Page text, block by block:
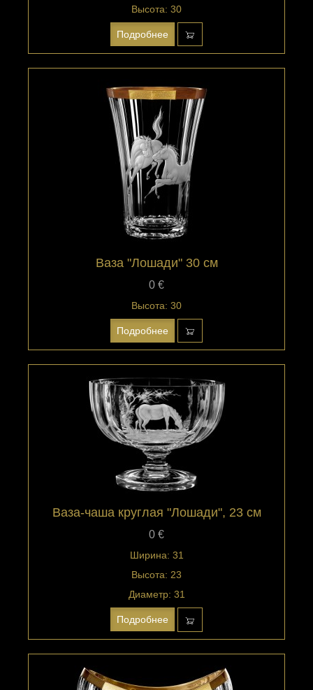
Высота: 30
Подробнее
Ваза "Лошади" 30 см
0 €
Высота: 30
Подробнее
Ваза-чаша круглая "Лошади", 23 см
0 €
Ширина: 31
Высота: 23
Диаметр: 31
Подробнее